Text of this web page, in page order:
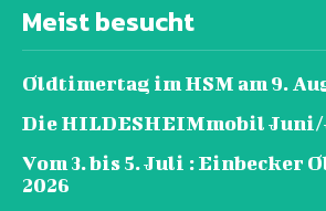
Meist besucht
Oldtimertag im HSM am 9.
Die HILDESHEIMmobil
Vom 3. bis 5. Juli : Einbecker
2026